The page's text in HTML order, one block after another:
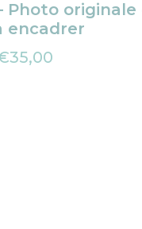
Photo originale
encadrer
35,00